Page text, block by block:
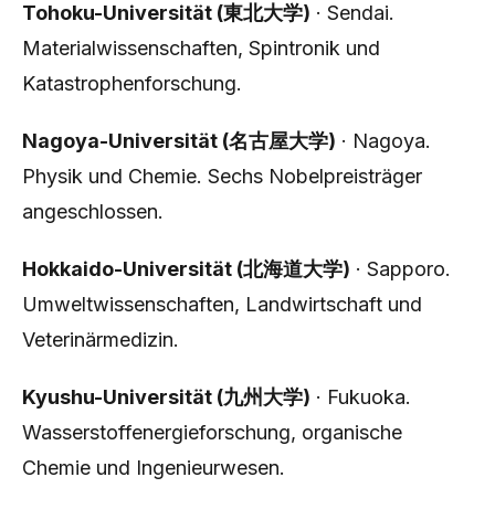
Tohoku-Universität (東北大学) · Sendai.
Materialwissenschaften, Spintronik und
Katastrophenforschung.
Nagoya-Universität (名古屋大学) · Nagoya.
Physik und Chemie. Sechs Nobelpreisträger
angeschlossen.
Hokkaido-Universität (北海道大学) · Sapporo.
Umweltwissenschaften, Landwirtschaft und
Veterinärmedizin.
Kyushu-Universität (九州大学) · Fukuoka.
Wasserstoffenergieforschung, organische
Chemie und Ingenieurwesen.